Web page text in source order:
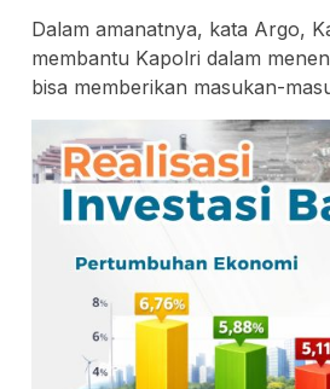
Dalam amanatnya, kata Argo,
membantu Kapolri dalam
bisa memberikan masukan-